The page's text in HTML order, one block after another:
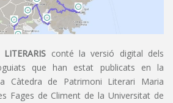
LITERARIS conté la versió digital dels
que han estat publicats en la
Càtedra de Patrimoni Literari Maria
Fages de Climent de la Universitat de